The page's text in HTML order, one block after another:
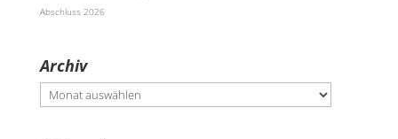
Abschluss 2026
Archiv
Archiv